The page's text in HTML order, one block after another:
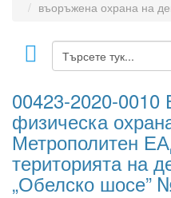
въоръжена охрана на
00423-2020-
физическа
Метрополитен
територията на
„Обелско шосе”